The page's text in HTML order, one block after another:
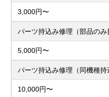
3,000円〜
パーツ持込み修理（部品のみ
5,000円〜
パーツ持込み修理（同機種持
10,000円〜